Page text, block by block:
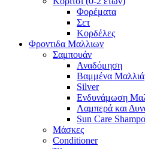
Φορέματα
Σετ
Κορδέλες
Φροντιδα Μαλλιων
Σαμπουάν
Αναδόμηση
Βαμμένα Μαλλιά
Silver
Ενδυνάμωση
Λαμπερά και
Sun Care
Μάσκες
Conditioner